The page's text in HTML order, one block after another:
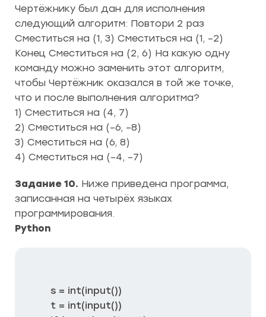
Чертёжнику был дан для исполнения
следующий алгоритм: Повтори 2 раз
Сместиться на (1, 3) Сместиться на (1, –2)
Конец Сместиться на (2, 6) На какую одну
команду можно заменить этот алгоритм,
чтобы Чертёжник оказался в той же точке,
что и после выполнения алгоритма?
1) Сместиться на (4, 7)
2) Сместиться на (–6, –8)
3) Сместиться на (6, 8)
4) Сместиться на (–4, –7)
Задание 10. Ниже приведена программа,
записанная на четырёх языках
программирования.
Python
s = int(input())
t = int(input())